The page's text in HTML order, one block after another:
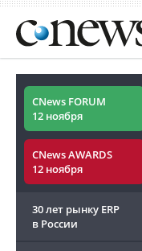
CNews FORUM
12 ноября
CNews AWARDS
12 ноября
30 лет рынку ERP
в России